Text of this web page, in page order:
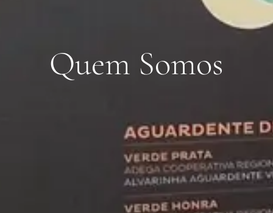
Quem Somos